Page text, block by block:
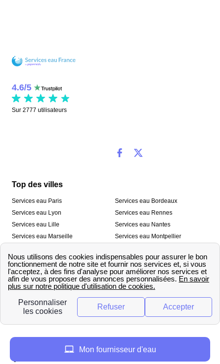
4.6/5
Sur 2777 utilisateurs
Top des villes
Services eau Paris
Services eau Lyon
Services eau Lille
Services eau Marseille
Services eau Toulon
Services eau Bordeaux
Services eau Rennes
Services eau Nantes
Services eau Montpellier
Services eau Strasbourg
Nos outils
🛁 Simulateur consommation eau
💧 Comparer les fournisseurs
d’eau
Qui sommes-nous ?
Mon fournisseur d'eau